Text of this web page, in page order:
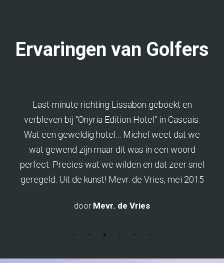
Ervaringen van Golfers
Last-minute richting Lissabon geboekt en
verbleven bij “Onyria Edition Hotel” in Cascais.
Wat een geweldig hotel… Michel weet dat we
wat gewend zijn maar dit was in een woord
perfect. Precies wat we wilden en dat zeer snel
geregeld. Uit de kunst! Mevr. de Vries, mei 2015
door Mevr. de Vries